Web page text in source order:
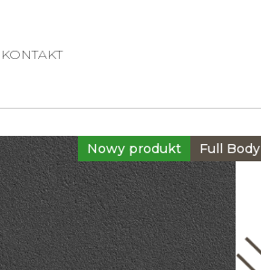
KONTAKT
Nowy produkt Full Body